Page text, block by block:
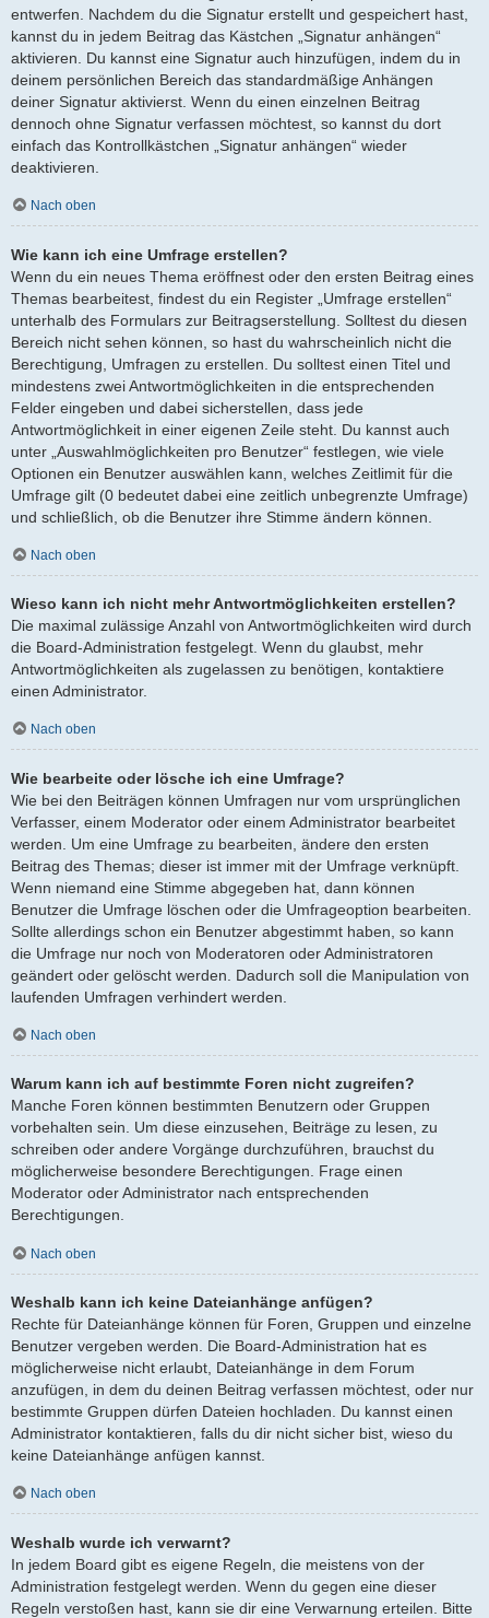
entwerfen. Nachdem du die Signatur erstellt und gespeichert hast,
kannst du in jedem Beitrag das Kästchen „Signatur anhängen“
aktivieren. Du kannst eine Signatur auch hinzufügen, indem du in
deinem persönlichen Bereich das standardmäßige Anhängen
deiner Signatur aktivierst. Wenn du einen einzelnen Beitrag
dennoch ohne Signatur verfassen möchtest, so kannst du dort
einfach das Kontrollkästchen „Signatur anhängen“ wieder
deaktivieren.
Nach oben
Wie kann ich eine Umfrage erstellen?
Wenn du ein neues Thema eröffnest oder den ersten Beitrag eines
Themas bearbeitest, findest du ein Register „Umfrage erstellen“
unterhalb des Formulars zur Beitragserstellung. Solltest du diesen
Bereich nicht sehen können, so hast du wahrscheinlich nicht die
Berechtigung, Umfragen zu erstellen. Du solltest einen Titel und
mindestens zwei Antwortmöglichkeiten in die entsprechenden
Felder eingeben und dabei sicherstellen, dass jede
Antwortmöglichkeit in einer eigenen Zeile steht. Du kannst auch
unter „Auswahlmöglichkeiten pro Benutzer“ festlegen, wie viele
Optionen ein Benutzer auswählen kann, welches Zeitlimit für die
Umfrage gilt (0 bedeutet dabei eine zeitlich unbegrenzte Umfrage)
und schließlich, ob die Benutzer ihre Stimme ändern können.
Nach oben
Wieso kann ich nicht mehr Antwortmöglichkeiten erstellen?
Die maximal zulässige Anzahl von Antwortmöglichkeiten wird durch
die Board-Administration festgelegt. Wenn du glaubst, mehr
Antwortmöglichkeiten als zugelassen zu benötigen, kontaktiere
einen Administrator.
Nach oben
Wie bearbeite oder lösche ich eine Umfrage?
Wie bei den Beiträgen können Umfragen nur vom ursprünglichen
Verfasser, einem Moderator oder einem Administrator bearbeitet
werden. Um eine Umfrage zu bearbeiten, ändere den ersten
Beitrag des Themas; dieser ist immer mit der Umfrage verknüpft.
Wenn niemand eine Stimme abgegeben hat, dann können
Benutzer die Umfrage löschen oder die Umfrageoption bearbeiten.
Sollte allerdings schon ein Benutzer abgestimmt haben, so kann
die Umfrage nur noch von Moderatoren oder Administratoren
geändert oder gelöscht werden. Dadurch soll die Manipulation von
laufenden Umfragen verhindert werden.
Nach oben
Warum kann ich auf bestimmte Foren nicht zugreifen?
Manche Foren können bestimmten Benutzern oder Gruppen
vorbehalten sein. Um diese einzusehen, Beiträge zu lesen, zu
schreiben oder andere Vorgänge durchzuführen, brauchst du
möglicherweise besondere Berechtigungen. Frage einen
Moderator oder Administrator nach entsprechenden
Berechtigungen.
Nach oben
Weshalb kann ich keine Dateianhänge anfügen?
Rechte für Dateianhänge können für Foren, Gruppen und einzelne
Benutzer vergeben werden. Die Board-Administration hat es
möglicherweise nicht erlaubt, Dateianhänge in dem Forum
anzufügen, in dem du deinen Beitrag verfassen möchtest, oder nur
bestimmte Gruppen dürfen Dateien hochladen. Du kannst einen
Administrator kontaktieren, falls du dir nicht sicher bist, wieso du
keine Dateianhänge anfügen kannst.
Nach oben
Weshalb wurde ich verwarnt?
In jedem Board gibt es eigene Regeln, die meistens von der
Administration festgelegt werden. Wenn du gegen eine dieser
Regeln verstoßen hast, kann sie dir eine Verwarnung erteilen. Bitte